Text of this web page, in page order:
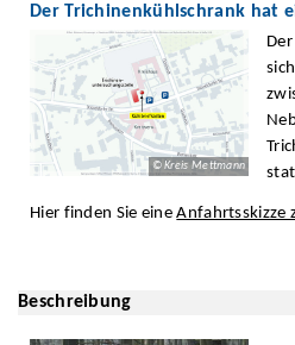
Der Trichinenkühlschrank hat
© Kreis Mettmann
Hier finden Sie eineAnfahrtsskizze
Beschreibung